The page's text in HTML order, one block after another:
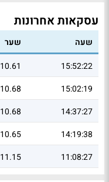
עסקאות אחרונות
שעה שער
15:52:22
10.61
15:02:19
10.68
14:37:27
10.68
14:19:38
10.65
11:08:27
11.15